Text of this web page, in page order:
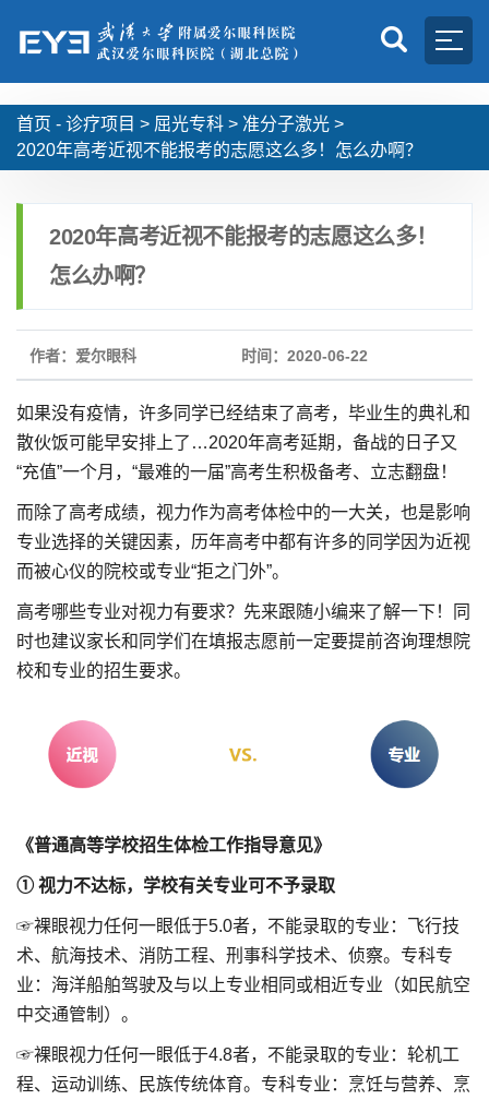
首页 - 诊疗项目 > 屈光专科 > 准分子激光 >
2020年高考近视不能报考的志愿这么多！怎么办啊？
2020年高考近视不能报考的志愿这么多！
怎么办啊？
作者：爱尔眼科 时间：2020-06-22
如果没有疫情，许多同学已经结束了高考，毕业生的典礼和
散伙饭可能早安排上了…2020年高考延期，备战的日子又
“充值”一个月，“最难的一届”高考生积极备考、立志翻盘！
而除了高考成绩，视力作为高考体检中的一大关，也是影响
专业选择的关键因素，历年高考中都有许多的同学因为近视
而被心仪的院校或专业“拒之门外”。
高考哪些专业对视力有要求？先来跟随小编来了解一下！同
时也建议家长和同学们在填报志愿前一定要提前咨询理想院
校和专业的招生要求。
《普通高等学校招生体检工作指导意见》
① 视力不达标，学校有关专业可不予录取
☞裸眼视力任何一眼低于5.0者，不能录取的专业：飞行技
术、航海技术、消防工程、刑事科学技术、侦察。专科专
业：海洋船舶驾驶及与以上专业相同或相近专业（如民航空
中交通管制）。
☞裸眼视力任何一眼低于4.8者，不能录取的专业：轮机工
程、运动训练、民族传统体育。专科专业：烹饪与营养、烹